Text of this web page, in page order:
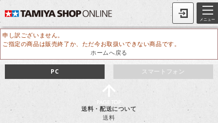
メニュー
申し訳ございません。
ご指定の商品は販売終了か、ただ今お取扱いできない商品です。
ホームへ戻る
スマートフォン
PC
送料・配送について
送料